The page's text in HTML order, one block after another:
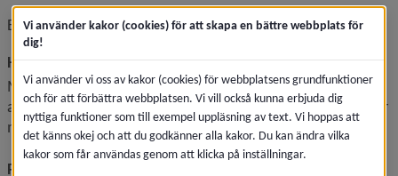
Brandvarnare och brandsläckare är en billig livförsäkring.
Ha en fungerande brandvarnare
Med en fungerande brandvarnare i taket ökar chanserna
att du ska kunna ta dig ut om det börjar brinna. Varje år dör
mer än hundra människor i bränder, de flesta i sin bostad.
Placera brandvarnaren rätt
Vi använder kakor (cookies) för att skapa en bättre webbplats för
dig!
Vi använder vi oss av kakor (cookies) för webbplatsens grundfunktioner
och för att förbättra webbplatsen. Vi vill också kunna erbjuda dig
nyttiga funktioner som till exempel uppläsning av text. Vi hoppas att
det känns okej och att du godkänner alla kakor. Du kan ändra vilka
kakor som får användas genom att klicka på inställningar.